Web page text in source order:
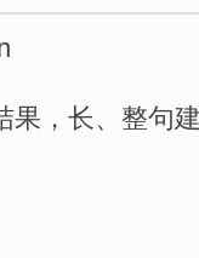
果，长、整句